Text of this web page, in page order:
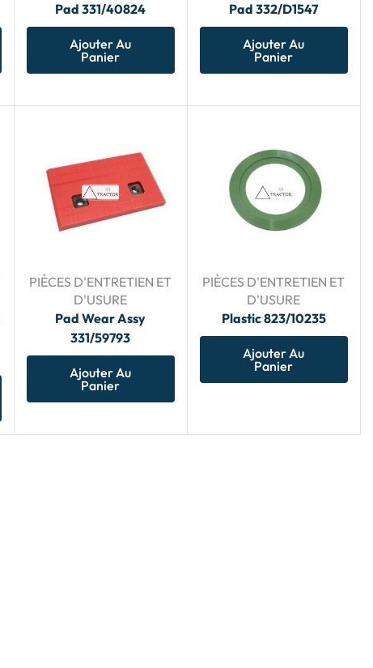
Pad 331/40824
Ajouter Au
Panier
Pad 332/D1547
Ajouter Au
Panier
PIÈCES D'ENTRETIEN ET
D'USURE
Pad Wear Assy
331/59793
Ajouter Au
Panier
PIÈCES D'ENTRETIEN ET
D'USURE
Plastic 823/10235
Ajouter Au
Panier